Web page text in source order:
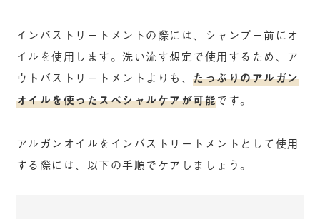
インバストリートメントの際には、シャンプー前にオ
イルを使用します。洗い流す想定で使用するため、ア
ウトバストリートメントよりも、たっぷりのアルガン
オイルを使ったスペシャルケアが可能です。
アルガンオイルをインバストリートメントとして使用
する際には、以下の手順でケアしましょう。